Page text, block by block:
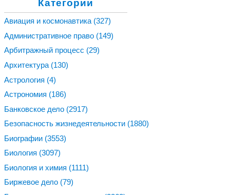
Категории
Авиация и космонавтика (327)
Административное право (149)
Арбитражный процесс (29)
Архитектура (130)
Астрология (4)
Астрономия (186)
Банковское дело (2917)
Безопасность жизнедеятельности (1880)
Биографии (3553)
Биология (3097)
Биология и химия (1111)
Биржевое дело (79)